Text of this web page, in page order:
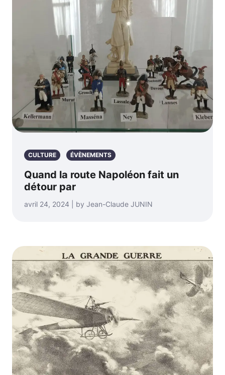
CULTURE ÉVÈNEMENTS
Quand la route Napoléon fait un
détour par
avril 24, 2024 | by Jean-Claude JUNIN